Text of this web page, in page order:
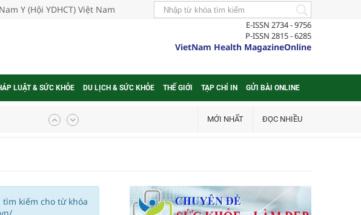
Y (Hội YDHCT) Việt Nam
E-ISSN 2734 - 9756
P-ISSN 2815 - 6285
VietNam Health MagazineOnline
LUẬT & SỨC KHỎE DU LỊCH & SỨC KHỎE THẾ GIỚI TẠP CHÍ IN GỬI BÀI ONLINE
MỚI NHẤT ĐỌC NHIỀU
tìm kiếm cho từ khóa